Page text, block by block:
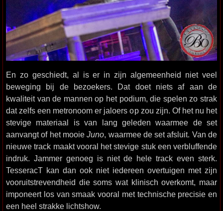
En zo geschiedt, al is er in zijn algemeenheid niet veel
beweging bij de bezoekers. Dat doet niets af aan de
kwaliteit van de mannen op het podium, die spelen zo strak
dat zelfs een metronoom er jaloers op zou zijn. Of het nu het
stevige materiaal is van lang geleden waarmee de set
aanvangt of het mooieJuno, waarmee de set afsluit. Van de
nieuwe track maakt vooral het stevige stuk een verbluffende
indruk. Jammer genoeg is niet de hele track even sterk.
TesseracT kan dan ook niet iedereen overtuigen met zijn
vooruitstrevendheid die soms wat klinisch overkomt, maar
imponeert los van smaak vooral met technische precisie en
een heel strakke lichtshow.